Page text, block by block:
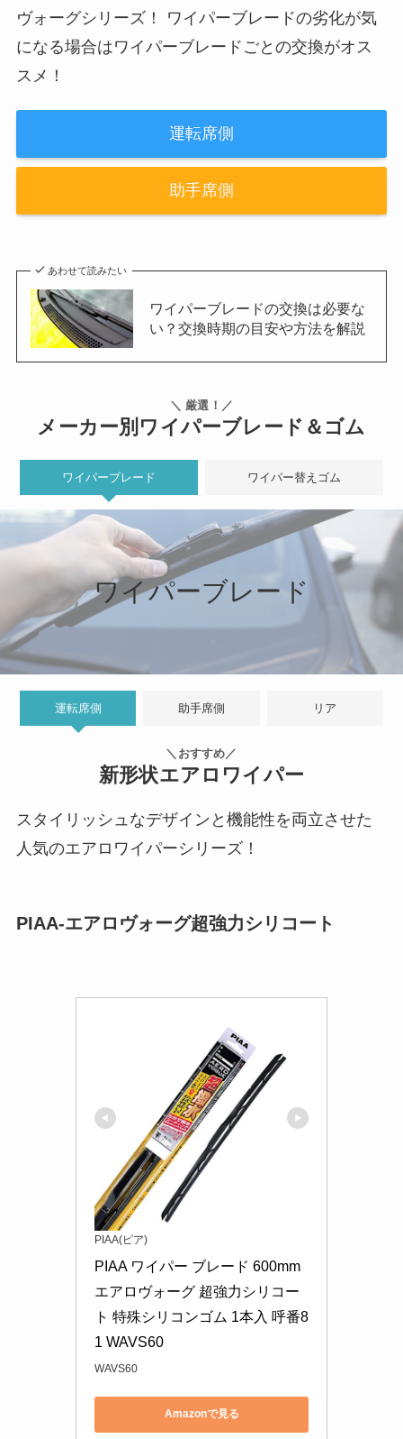
ヴォーグシリーズ！ ワイパーブレードの劣化が気
になる場合はワイパーブレードごとの交換がオス
スメ！
運転席側
助手席側
あわせて読みたい
ワイパーブレードの交換は必要な
い？交換時期の目安や方法を解説
＼ 厳選！／
メーカー別ワイパーブレード＆ゴム
ワイパーブレード ワイパー替えゴム
ワイパーブレード
運転席側 助手席側 リア
＼おすすめ／
新形状エアロワイパー
スタイリッシュなデザインと機能性を両立させた
人気のエアロワイパーシリーズ！
PIAA-エアロヴォーグ超強力シリコート
PIAA(ピア)
PIAA ワイパー ブレード 600mm
エアロヴォーグ 超強力シリコー
ト 特殊シリコンゴム 1本入 呼番8
1 WAVS60
WAVS60
Amazonで見る